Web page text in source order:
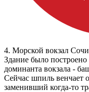
4. Морской вокзал
Здание было
доминанта вокзала -
Сейчас шпиль венчает
заменивший когда-то